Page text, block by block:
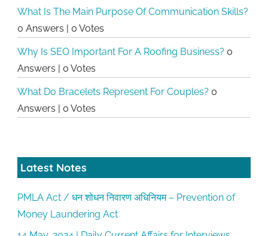
What Is The Main Purpose Of Communication Skills?
0 Answers
0 Votes
Why Is SEO Important For A Roofing Business? 0
Answers
0 Votes
What Do Bracelets Represent For Couples? 0
Answers
0 Votes
Latest Notes
PMLA Act / धन शोधन निवारण अधिनियम – Prevention of
Money Laundering Act